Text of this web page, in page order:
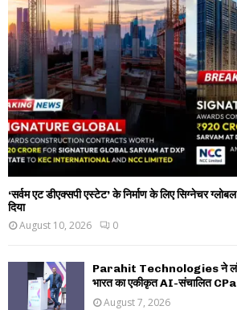
‘सर्वम एट डीएक्सपी एस्टेट’ के निर्माण के लिए सिग्नेचर
दिया
August 10, 2026
0
Parahit Technologies ने
भारत का एकीकृत AI-संचालित
August 7, 2026